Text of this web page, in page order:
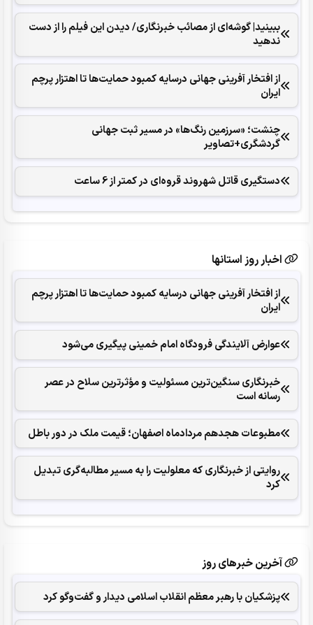
ببینید| گوشه‌ای از مصائب خبرنگاری/ دیدن این فیلم را از دست
ندهید
از افتخار آفرینی جهانی درسایه کمبود حمایت‌ها تا اهتزار پرچم
ایران
چنشت؛ «سرزمین رنگ‌ها» در مسیر ثبت جهانی
گردشگری+تصاویر
دستگیری قاتل شهروند قروه‌ای در کمتر از 6 ساعت
اخبار روز استانها
از افتخار آفرینی جهانی درسایه کمبود حمایت‌ها تا اهتزار پرچم
ایران
عوارض آلایندگی فرودگاه امام خمینی پیگیری می‌شود
خبرنگاری سنگین‌ترین مسئولیت و مؤثرترین سلاح در عصر
رسانه است
مطبوعات هجدهم مردادماه اصفهان؛ قیمت ملک در دور باطل
روایتی از خبرنگاری که معلولیت را به مسیر مطالبه‌گری تبدیل
کرد
آخرین خبرهای روز
پزشکیان با رهبر معظم انقلاب اسلامی دیدار و گفت‌وگو کرد